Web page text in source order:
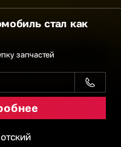
стал как
запчастей